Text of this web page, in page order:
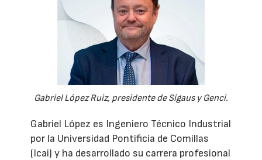
Gabriel López Ruiz, presidente de Sigaus y Genci.
Gabriel López es Ingeniero Técnico Industrial
por la Universidad Pontificia de Comillas
(Icai) y ha desarrollado su carrera profesional